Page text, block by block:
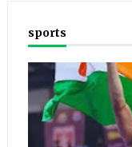
sports